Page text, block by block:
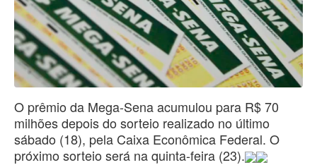
O prêmio da Mega-Sena acumulou para R$ 70
milhões depois do sorteio realizado no último
sábado (18), pela Caixa Econômica Federal. O
próximo sorteio será na quinta-feira (23).